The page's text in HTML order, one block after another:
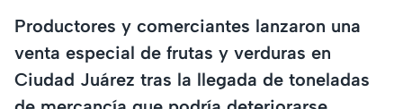
Productores y comerciantes lanzaron una
venta especial de frutas y verduras en
Ciudad Juárez tras la llegada de toneladas